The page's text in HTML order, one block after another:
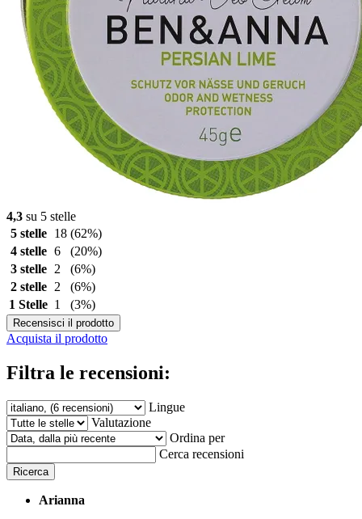
4,3 su 5 stelle
5 stelle
18 (62%)
4 stelle 6
(20%)
3 stelle
2
(6%)
2 stelle
2
(6%)
1 Stelle 1 (3%)
Recensisci il prodotto
Acquista il prodotto
Filtra le recensioni:
Lingue
Valutazione
Ordina per
Cerca recensioni
Ricerca
Arianna